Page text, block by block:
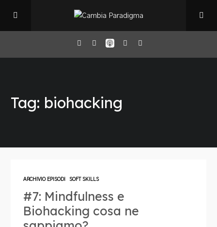
Il Podcast
Book Club
Blog
Tag: biohacking
ARCHIVIO EPISODI SOFT SKILLS
#7: Mindfulness e
Biohacking cosa ne